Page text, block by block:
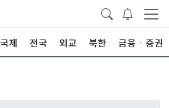
국제 전국 외교 북한 금융ㆍ증권